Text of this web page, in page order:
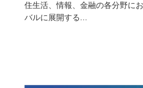
住生活、情報、金融の各分野に
バルに展開する...